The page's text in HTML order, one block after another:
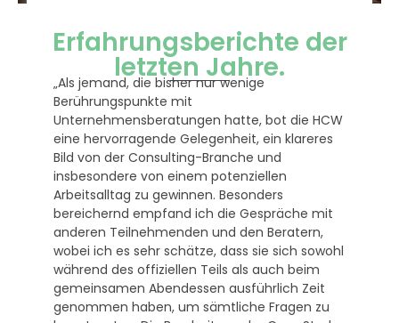
Erfahrungsberichte der
letzten Jahre.
"Die HCW bietet spannende Einblicke in die
Unternehmensberatung und den Berufsalltag
von Beraterinnen. Die praxisnahen Case
Studies sind ideal zur Vorbereitung auf
Bewerbungen und ermöglichen wertvolle
Teamerfahrungen. Der Austausch mit
anderen Teilnehmenden und Beraterinnen ist
bereichernd. Das gemeinsame Abendessen
bietet eine entspannte Atmosphäre für
Gespräche und wertvolle Insidertipps. Die
Teilnahme hat mich persönlich und fachlich
weitergebracht."